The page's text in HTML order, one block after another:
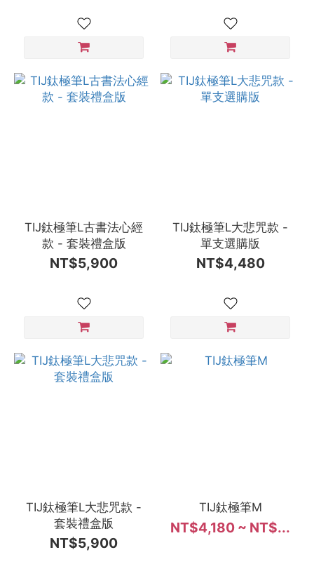
TIJ鈦極筆L古書法心經
款 - 套裝禮盒版
NT$5,900
TIJ鈦極筆L大悲咒款 -
單支選購版
NT$4,480
TIJ鈦極筆L大悲咒款 -
套裝禮盒版
NT$5,900
TIJ鈦極筆M
NT$4,180 ~ NT$...